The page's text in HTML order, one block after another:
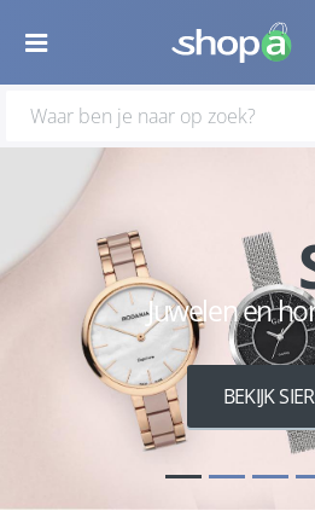
Juwelen en
BEKIJK